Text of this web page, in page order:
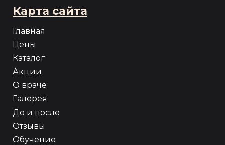
Карта сайта
Главная
Цены
Каталог
Акции
О враче
Галерея
До и после
Отзывы
Обучение